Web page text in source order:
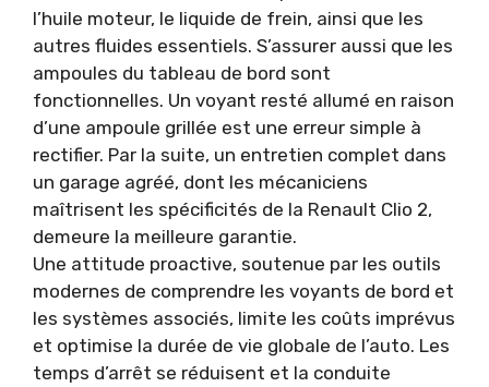
l’huile moteur, le liquide de frein, ainsi que les
autres fluides essentiels. S’assurer aussi que les
ampoules du tableau de bord sont
fonctionnelles. Un voyant resté allumé en raison
d’une ampoule grillée est une erreur simple à
rectifier. Par la suite, un entretien complet dans
un garage agréé, dont les mécaniciens
maîtrisent les spécificités de la Renault Clio 2,
demeure la meilleure garantie.
Une attitude proactive, soutenue par les outils
modernes de comprendre les voyants de bord et
les systèmes associés, limite les coûts imprévus
et optimise la durée de vie globale de l’auto. Les
temps d’arrêt se réduisent et la conduite